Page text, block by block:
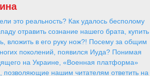
это реальность? Как удалось бесполому
отравить сознание нашего брата, купить
вложить в его руку нож?! Посему за общим
поколений, появился Иуда? Понимая
на Украине, «Военная платформа»
позволяющие нашим читателям ответить на